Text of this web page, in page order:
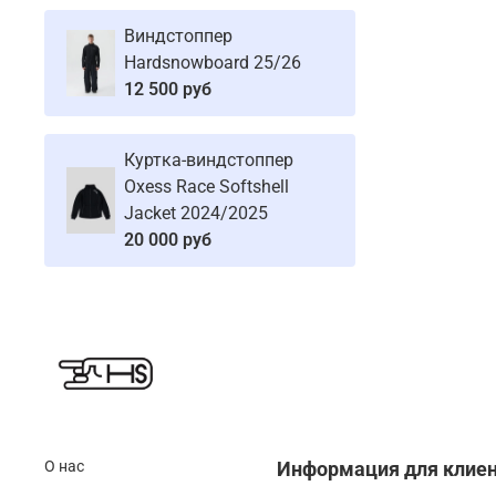
Виндстоппер
Hardsnowboard 25/26
12 500 руб
Куртка-виндстоппер
Oxess Race Softshell
Jacket 2024/2025
20 000 руб
О нас
Информация для